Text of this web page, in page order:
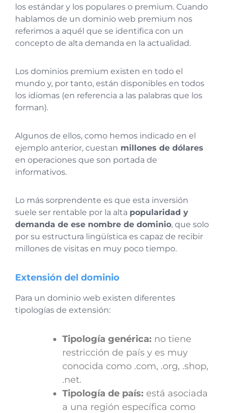
los estándar y los populares o premium. Cuando
hablamos de un dominio web premium nos
referimos a aquél que se identifica con un
concepto de alta demanda en la actualidad.
Los dominios premium existen en todo el
mundo y, por tanto, están disponibles en todos
los idiomas (en referencia a las palabras que los
forman).
Algunos de ellos, como hemos indicado en el
ejemplo anterior, cuestan millones de dólares
en operaciones que son portada de
informativos.
Lo más sorprendente es que esta inversión
suele ser rentable por la alta popularidad y
demanda de ese nombre de dominio, que solo
por su estructura lingüística es capaz de recibir
millones de visitas en muy poco tiempo.
Extensión del dominio
Para un dominio web existen diferentes
tipologías de extensión:
Tipología genérica: no tiene
restricción de país y es muy
conocida como .com, .org, .shop,
.net.
Tipología de país: está asociada
a una región específica como